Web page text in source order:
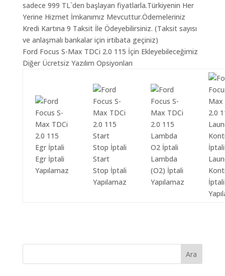
sadece 999 TL`den başlayan fiyatlarla.Türkiyenin Her
Yerine Hizmet İmkanımız Mevcuttur.Ödemeleriniz
Kredi Kartına 9 Taksit İle Ödeyebilirsiniz. (Taksit sayısı
ve anlaşmalı bankalar için irtibata geçiniz)
Ford Focus S-Max TDCi 2.0 115 İçin Ekleyebileceğimiz
Diğer Ücretsiz Yazılım Opsiyonları
Egr İptali
Yapılamaz
Start
Stop İptali
Yapılamaz
Lambda
(O2) İptali
Yapılamaz
İptali
Ara